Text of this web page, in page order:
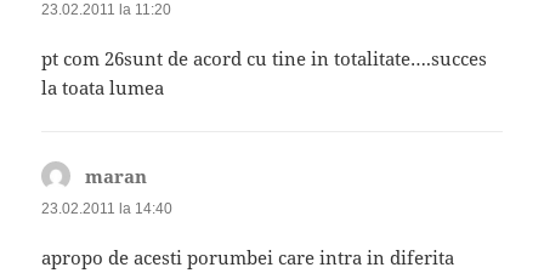
23.02.2011 la 11:20
pt com 26sunt de acord cu tine in totalitate….succes
la toata lumea
maran
23.02.2011 la 14:40
apropo de acesti porumbei care intra in diferita